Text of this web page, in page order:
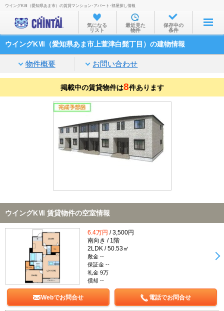
お部屋を探す
沿線・駅から
家賃相場から
通勤通学時間から
不動産会社から
TOP
ウイングKⅦ（愛知県あま市）の賃貸マンション･アパート･部屋探し情報
気になる
リスト
最近見た
物件
保存中の
条件
ウイングKⅦ（愛知県あま市上萱津白髭丁目）の建物情報
物件概要 お問い合わせ
掲載中の賃貸物件は8件あります
ウイングKⅦ 賃貸物件の空室情報
6.4万円 / 3,500円
南向き / 1階
2LDK / 50.53㎡
敷金 --
保証金 --
礼金 9万
償却 --
Webでお問合せ 電話でお問合せ